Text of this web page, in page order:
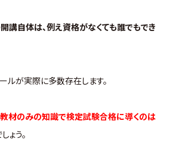
開講自体は、例え資格がなくても誰でもでき
ルが実際に多数存在します。
材のみの知識で検定試験合格に導くのは
ょう。